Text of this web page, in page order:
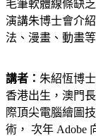
毛筆軟體線條缺
演講朱博士會介
法、漫畫、動畫
講者： 朱紹恆博
香港出生，澳門
際頂尖電腦繪圖
術， 次年 Adobe